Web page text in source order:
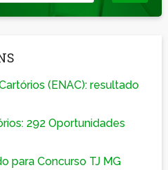
(ENAC): resultado
292 Oportunidades
para Concurso TJ MG